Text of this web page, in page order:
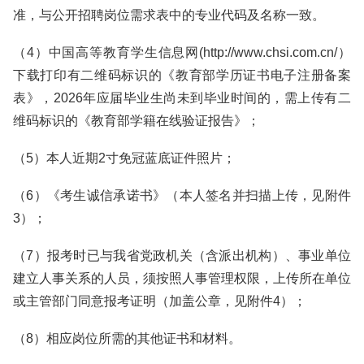
准，与公开招聘岗位需求表中的专业代码及名称一致。
（4）中国高等教育学生信息网(http://www.chsi.com.cn/）
下载打印有二维码标识的《教育部学历证书电子注册备案
表》，2026年应届毕业生尚未到毕业时间的，需上传有二
维码标识的《教育部学籍在线验证报告》；
（5）本人近期2寸免冠蓝底证件照片；
（6）《考生诚信承诺书》（本人签名并扫描上传，见附件
3）；
（7）报考时已与我省党政机关（含派出机构）、事业单位
建立人事关系的人员，须按照人事管理权限，上传所在单位
或主管部门同意报考证明（加盖公章，见附件4）；
（8）相应岗位所需的其他证书和材料。